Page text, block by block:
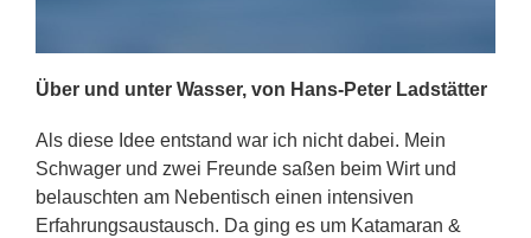
Über und unter Wasser, von Hans-Peter Ladstätter
Als diese Idee entstand war ich nicht dabei. Mein
Schwager und zwei Freunde saßen beim Wirt und
belauschten am Nebentisch einen intensiven
Erfahrungsaustausch. Da ging es um Katamaran &